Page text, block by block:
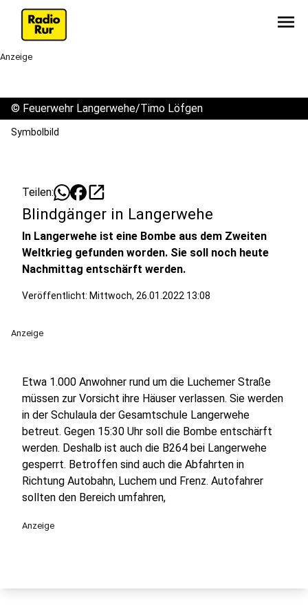
menu
Anzeige
© Feuerwehr Langerwehe/Timo Löfgen
Symbolbild
Teilen: open_in_new
Blindgänger in Langerwehe
In Langerwehe ist eine Bombe aus dem Zweiten
Weltkrieg gefunden worden. Sie soll noch heute
Nachmittag entschärft werden.
Veröffentlicht: Mittwoch, 26.01.2022 13:08
Anzeige
Etwa 1.000 Anwohner rund um die Luchemer Straße
müssen zur Vorsicht ihre Häuser verlassen. Sie werden
in der Schulaula der Gesamtschule Langerwehe
betreut. Gegen 15:30 Uhr soll die Bombe entschärft
werden. Deshalb ist auch die B264 bei Langerwehe
gesperrt. Betroffen sind auch die Abfahrten in
Richtung Autobahn, Luchem und Frenz. Autofahrer
sollten den Bereich umfahren,
Anzeige